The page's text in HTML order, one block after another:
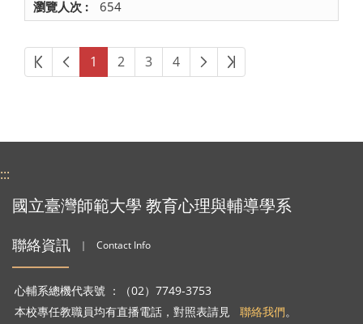
654
第一頁上一頁
1 2 3 4 下一頁最後頁
:::
國立臺灣師範大學 教育心理與輔導學系
聯絡資訊 ｜ Contact Info
心輔系總機代表號 ：（02）7749-3753
本校專任教職員均有直播電話，對照表請見 聯絡我們。